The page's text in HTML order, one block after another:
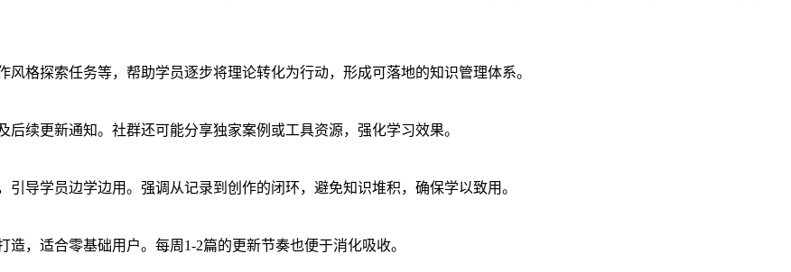
格探索任务等，帮助学员逐步将理论转化为行动，形成可落地的知识管理体系。
续更新通知。社群还可能分享独家案例或工具资源，强化学习效果。
导学员边学边用。强调从记录到创作的闭环，避免知识堆积，确保学以致用。
，适合零基础用户。每周1-2篇的更新节奏也便于消化吸收。